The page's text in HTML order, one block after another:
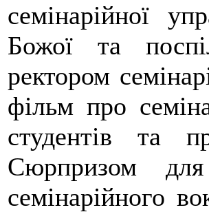
семінарійної
Божої та
ректором
фільм про
студентів та
Сюрпризом
семінарійного